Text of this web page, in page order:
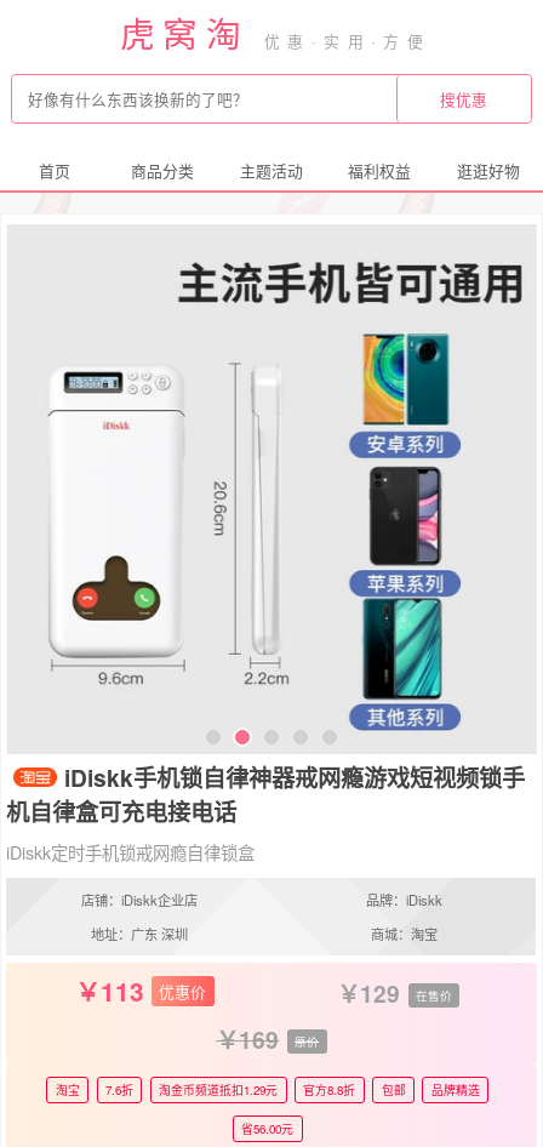
虎窝淘
首页 商品分类 主题活动 福利权益 逛逛好物
iDiskk手机锁自律神器戒网瘾游戏短视频锁手
机自律盒可充电接电话
iDiskk定时手机锁戒网瘾自律锁盒
店铺：iDiskk企业店
品牌：iDiskk
地址：广东 深圳
商城：淘宝
113 优惠价 129 在售价
169 原价
淘宝 7.6折 淘金币频道抵扣1.29元 官方8.8折 包邮 品牌精选
省56.00元